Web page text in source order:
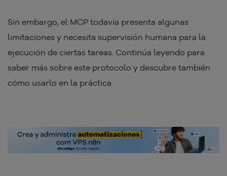
Sin embargo, el MCP todavía presenta algunas
limitaciones y necesita supervisión humana para la
ejecución de ciertas tareas. Continúa leyendo para
saber más sobre este protocolo y descubre también
cómo usarlo en la práctica.